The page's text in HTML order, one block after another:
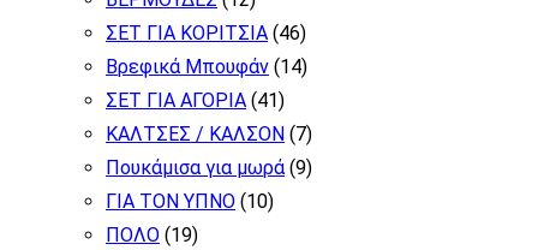
ΣΕΤ ΓΙΑ ΚΟΡΙΤΣΙΑ (46)
Βρεφικά Μπουφάν (14)
ΣΕΤ ΓΙΑ ΑΓΟΡΙΑ (41)
ΚΑΛΤΣΕΣ / ΚΑΛΣΟΝ (7)
Πουκάμισα για μωρά (9)
ΓΙΑ ΤΟΝ ΥΠΝΟ (10)
ΠΟΛΟ (19)